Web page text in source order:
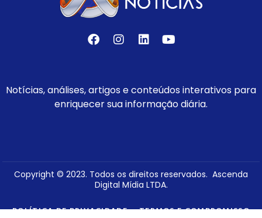
Notícias, análises, artigos e conteúdos interativos para
enriquecer sua informação diária.
Copyright © 2023. Todos os direitos reservados. Ascenda
Digital Mídia LTDA.
POLÍTICA DE PRIVACIDADE TERMOS E COMPROMISSO